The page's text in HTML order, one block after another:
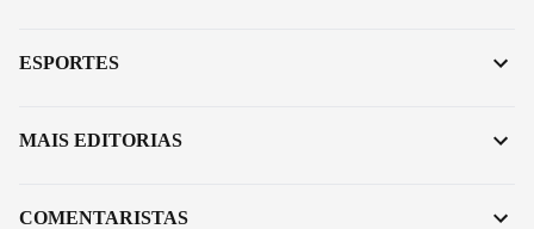
ESPORTES
MAIS EDITORIAS
COMENTARISTAS